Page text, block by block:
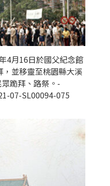
4月16日於國父紀念館
並移靈至桃園縣大溪
跪拜、路祭。-
07-SL00094-075